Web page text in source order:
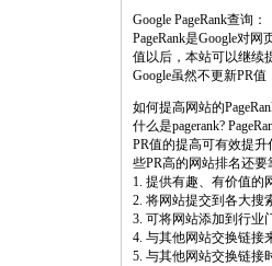
Google PageRank查询：
PageRank是Google对
值以后，本站可以继续
Google虽然不更新PR
如何提高网站的
什么是pagerank?
PR值的提高可有效提
些PR高的网站排名还
1. 提供有趣、有价值的
2. 将网站提交到各大搜
3. 可将网站添加到行业
4. 与其他网站交换链接
5. 与其他网站交换链接